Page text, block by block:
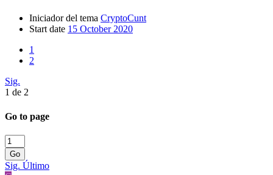
Iniciador del tema CryptoCunt
Start date 15 October 2020
1
2
Sig.
1 de 2
Go to page
Go
Sig. Último